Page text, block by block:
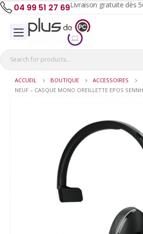
04 99 51 27 69Livraison gratuite dès
ACCUEIL BOUTIQUE
ACCESSOIRES
NEUF – CASQUE MONO OREILLETTE EPOS